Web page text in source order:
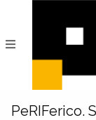
PeRIFerico.